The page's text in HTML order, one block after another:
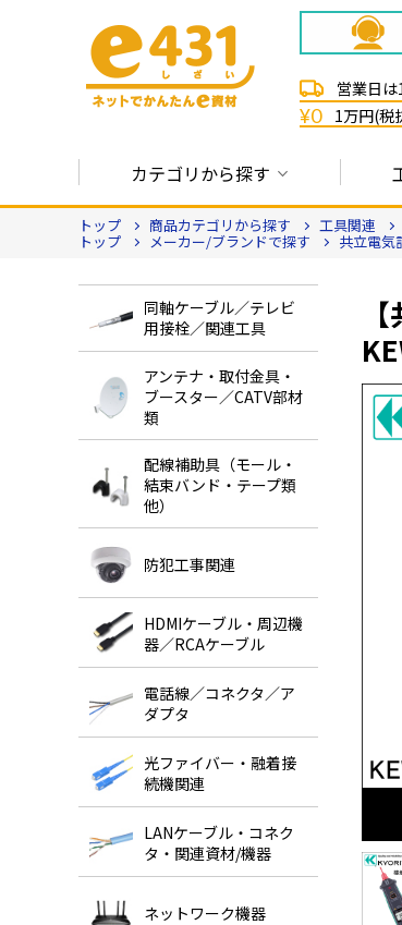
営業日
¥0 1万円(税
カテゴリから探す
トップ 商品カテゴリから探す 工具関連
トップ メーカー/ブランドで探す 共立電気
同軸ケーブル／テレビ
用接栓／関連工具
アンテナ・取付金具・
ブースター／CATV部材
類
配線補助具（モール・
結束バンド・テープ類
他）
防犯工事関連
HDMIケーブル・周辺機
器／RCAケーブル
電話線／コネクタ／ア
ダプタ
光ファイバー・融着接
続機関連
LANケーブル・コネク
タ・関連資材/機器
ネットワーク機器